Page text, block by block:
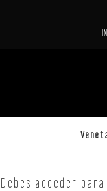
Debes acceder